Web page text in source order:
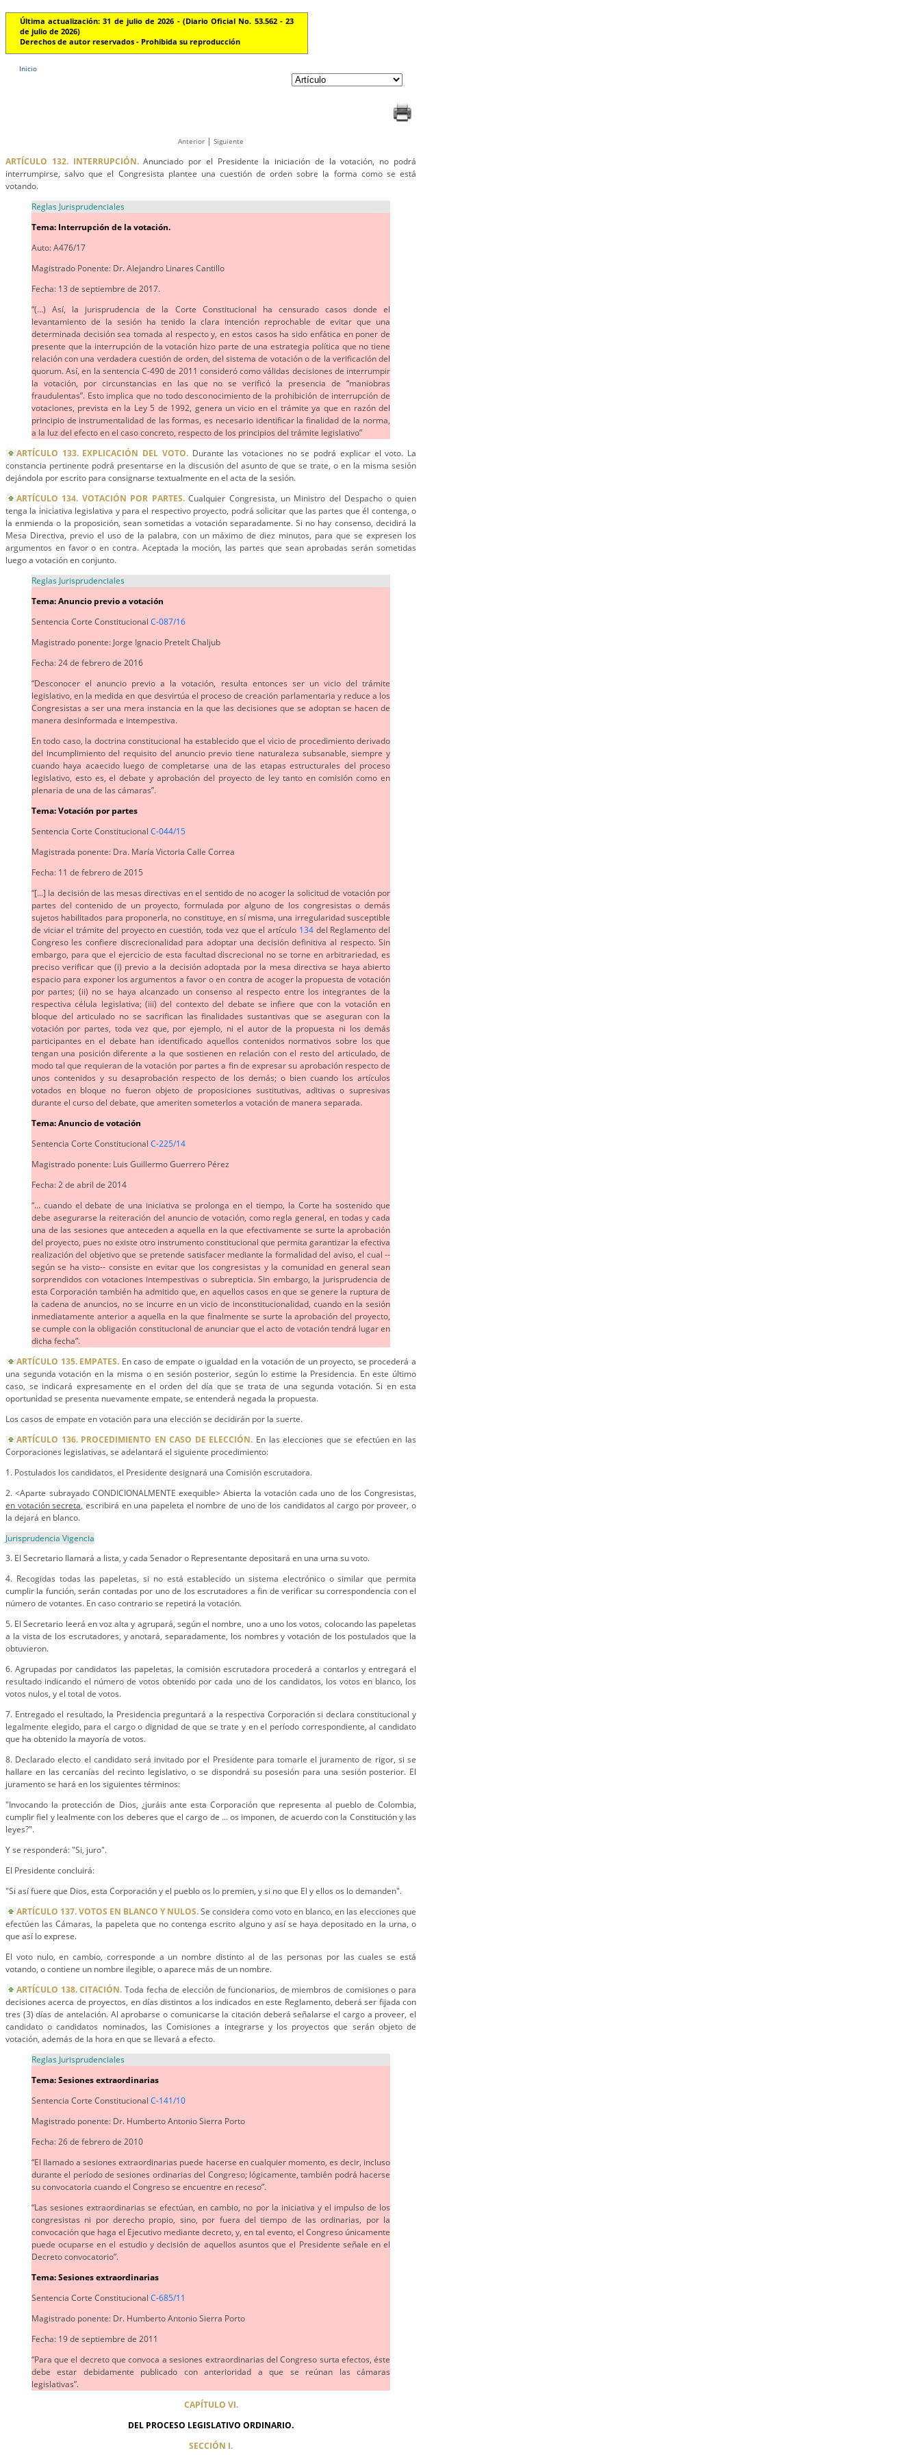
Última actualización: 31 de julio de 2026 - (Diario Oficial No. 53.562 - 23
de julio de 2026)
Derechos de autor reservados - Prohibida su reproducción
Inicio
Anterior | Siguiente
ARTÍCULO 132. INTERRUPCIÓN.Anunciado por el Presidente la iniciación de la votación, no podrá
interrumpirse, salvo que el Congresista plantee una cuestión de orden sobre la forma como se está
votando.
Reglas Jurisprudenciales
Tema: Interrupción de la votación.
Auto: A476/17
Magistrado Ponente: Dr. Alejandro Linares Cantillo
Fecha: 13 de septiembre de 2017.
“(…) Así, la jurisprudencia de la Corte Constitucional ha censurado casos donde el
levantamiento de la sesión ha tenido la clara intención reprochable de evitar que una
determinada decisión sea tomada al respecto y, en estos casos ha sido enfática en poner de
presente que la interrupción de la votación hizo parte de una estrategia política que no tiene
relación con una verdadera cuestión de orden, del sistema de votación o de la verificación del
quorum. Así, en la sentencia C-490 de 2011 consideró como válidas decisiones de interrumpir
la votación, por circunstancias en las que no se verificó la presencia de “maniobras
fraudulentas”. Esto implica que no todo desconocimiento de la prohibición de interrupción de
votaciones, prevista en la Ley 5 de 1992, genera un vicio en el trámite ya que en razón del
principio de instrumentalidad de las formas, es necesario identificar la finalidad de la norma,
a la luz del efecto en el caso concreto, respecto de los principios del trámite legislativo”
ARTÍCULO 133. EXPLICACIÓN DEL VOTO.Durante las votaciones no se podrá explicar el voto. La
constancia pertinente podrá presentarse en la discusión del asunto de que se trate, o en la misma sesión
dejándola por escrito para consignarse textualmente en el acta de la sesión.
ARTÍCULO 134. VOTACIÓN POR PARTES.Cualquier Congresista, un Ministro del Despacho o quien
tenga la iniciativa legislativa y para el respectivo proyecto, podrá solicitar que las partes que él contenga, o
la enmienda o la proposición, sean sometidas a votación separadamente. Si no hay consenso, decidirá la
Mesa Directiva, previo el uso de la palabra, con un máximo de diez minutos, para que se expresen los
argumentos en favor o en contra. Aceptada la moción, las partes que sean aprobadas serán sometidas
luego a votación en conjunto.
Reglas Jurisprudenciales
Tema: Anuncio previo a votación
Sentencia Corte Constitucional C-087/16
Magistrado ponente: Jorge Ignacio Pretelt Chaljub
Fecha: 24 de febrero de 2016
“Desconocer el anuncio previo a la votación, resulta entonces ser un vicio del trámite
legislativo, en la medida en que desvirtúa el proceso de creación parlamentaria y reduce a los
Congresistas a ser una mera instancia en la que las decisiones que se adoptan se hacen de
manera desinformada e intempestiva.
En todo caso, la doctrina constitucional ha establecido que el vicio de procedimiento derivado
del incumplimiento del requisito del anuncio previo tiene naturaleza subsanable, siempre y
cuando haya acaecido luego de completarse una de las etapas estructurales del proceso
legislativo, esto es, el debate y aprobación del proyecto de ley tanto en comisión como en
plenaria de una de las cámaras”.
Tema: Votación por partes
Sentencia Corte Constitucional C-044/15
Magistrada ponente: Dra. María Victoria Calle Correa
Fecha: 11 de febrero de 2015
“[...] la decisión de las mesas directivas en el sentido de no acoger la solicitud de votación por
partes del contenido de un proyecto, formulada por alguno de los congresistas o demás
sujetos habilitados para proponerla, no constituye, en sí misma, una irregularidad susceptible
de viciar el trámite del proyecto en cuestión, toda vez que el artículo 134del Reglamento del
Congreso les confiere discrecionalidad para adoptar una decisión definitiva al respecto. Sin
embargo, para que el ejercicio de esta facultad discrecional no se torne en arbitrariedad, es
preciso verificar que (i) previo a la decisión adoptada por la mesa directiva se haya abierto
espacio para exponer los argumentos a favor o en contra de acoger la propuesta de votación
por partes; (ii) no se haya alcanzado un consenso al respecto entre los integrantes de la
respectiva célula legislativa; (iii) del contexto del debate se infiere que con la votación en
bloque del articulado no se sacrifican las finalidades sustantivas que se aseguran con la
votación por partes, toda vez que, por ejemplo, ni el autor de la propuesta ni los demás
participantes en el debate han identificado aquellos contenidos normativos sobre los que
tengan una posición diferente a la que sostienen en relación con el resto del articulado, de
modo tal que requieran de la votación por partes a fin de expresar su aprobación respecto de
unos contenidos y su desaprobación respecto de los demás; o bien cuando los artículos
votados en bloque no fueron objeto de proposiciones sustitutivas, aditivas o supresivas
durante el curso del debate, que ameriten someterlos a votación de manera separada.
Tema: Anuncio de votación
Sentencia Corte Constitucional C-225/14
Magistrado ponente: Luis Guillermo Guerrero Pérez
Fecha: 2 de abril de 2014
“… cuando el debate de una iniciativa se prolonga en el tiempo, la Corte ha sostenido que
debe asegurarse la reiteración del anuncio de votación, como regla general, en todas y cada
una de las sesiones que anteceden a aquella en la que efectivamente se surte la aprobación
del proyecto, pues no existe otro instrumento constitucional que permita garantizar la efectiva
realización del objetivo que se pretende satisfacer mediante la formalidad del aviso, el cual --
según se ha visto-- consiste en evitar que los congresistas y la comunidad en general sean
sorprendidos con votaciones intempestivas o subrepticia. Sin embargo, la jurisprudencia de
esta Corporación también ha admitido que, en aquellos casos en que se genere la ruptura de
la cadena de anuncios, no se incurre en un vicio de inconstitucionalidad, cuando en la sesión
inmediatamente anterior a aquella en la que finalmente se surte la aprobación del proyecto,
se cumple con la obligación constitucional de anunciar que el acto de votación tendrá lugar en
dicha fecha”.
ARTÍCULO 135. EMPATES. En caso de empate o igualdad en la votación de un proyecto, se procederá a
una segunda votación en la misma o en sesión posterior, según lo estime la Presidencia. En este último
caso, se indicará expresamente en el orden del día que se trata de una segunda votación. Si en esta
oportunidad se presenta nuevamente empate, se entenderá negada la propuesta.
Los casos de empate en votación para una elección se decidirán por la suerte.
ARTÍCULO 136. PROCEDIMIENTO EN CASO DE ELECCIÓN. En las elecciones que se efectúen en las
Corporaciones legislativas, se adelantará el siguiente procedimiento:
1. Postulados los candidatos, el Presidente designará una Comisión escrutadora.
2. <Aparte subrayado CONDICIONALMENTE exequible> Abierta la votación cada uno de los Congresistas,
en votación secreta, escribirá en una papeleta el nombre de uno de los candidatos al cargo por proveer, o
la dejará en blanco.
Jurisprudencia Vigencia
3. El Secretario llamará a lista, y cada Senador o Representante depositará en una urna su voto.
4. Recogidas todas las papeletas, si no está establecido un sistema electrónico o similar que permita
cumplir la función, serán contadas por uno de los escrutadores a fin de verificar su correspondencia con el
número de votantes. En caso contrario se repetirá la votación.
5. El Secretario leerá en voz alta y agrupará, según el nombre, uno a uno los votos, colocando las papeletas
a la vista de los escrutadores, y anotará, separadamente, los nombres y votación de los postulados que la
obtuvieron.
6. Agrupadas por candidatos las papeletas, la comisión escrutadora procederá a contarlos y entregará el
resultado indicando el número de votos obtenido por cada uno de los candidatos, los votos en blanco, los
votos nulos, y el total de votos.
7. Entregado el resultado, la Presidencia preguntará a la respectiva Corporación si declara constitucional y
legalmente elegido, para el cargo o dignidad de que se trate y en el período correspondiente, al candidato
que ha obtenido la mayoría de votos.
8. Declarado electo el candidato será invitado por el Presidente para tomarle el juramento de rigor, si se
hallare en las cercanías del recinto legislativo, o se dispondrá su posesión para una sesión posterior. El
juramento se hará en los siguientes términos:
"Invocando la protección de Dios, ¿juráis ante esta Corporación que representa al pueblo de Colombia,
cumplir fiel y lealmente con los deberes que el cargo de ... os imponen, de acuerdo con la Constitución y las
leyes?".
Y se responderá: "Si, juro".
El Presidente concluirá:
"Si así fuere que Dios, esta Corporación y el pueblo os lo premien, y si no que El y ellos os lo demanden".
ARTÍCULO 137. VOTOS EN BLANCO Y NULOS.Se considera como voto en blanco, en las elecciones que
efectúen las Cámaras, la papeleta que no contenga escrito alguno y así se haya depositado en la urna, o
que así lo exprese.
El voto nulo, en cambio, corresponde a un nombre distinto al de las personas por las cuales se está
votando, o contiene un nombre ilegible, o aparece más de un nombre.
ARTÍCULO 138. CITACIÓN. Toda fecha de elección de funcionarios, de miembros de comisiones o para
decisiones acerca de proyectos, en días distintos a los indicados en este Reglamento, deberá ser fijada con
tres (3) días de antelación. Al aprobarse o comunicarse la citación deberá señalarse el cargo a proveer, el
candidato o candidatos nominados, las Comisiones a integrarse y los proyectos que serán objeto de
votación, además de la hora en que se llevará a efecto.
Reglas Jurisprudenciales
Tema: Sesiones extraordinarias
Sentencia Corte Constitucional C-141/10
Magistrado ponente: Dr. Humberto Antonio Sierra Porto
Fecha: 26 de febrero de 2010
“El llamado a sesiones extraordinarias puede hacerse en cualquier momento, es decir, incluso
durante el período de sesiones ordinarias del Congreso; lógicamente, también podrá hacerse
su convocatoria cuando el Congreso se encuentre en receso”.
“Las sesiones extraordinarias se efectúan, en cambio, no por la iniciativa y el impulso de los
congresistas ni por derecho propio, sino, por fuera del tiempo de las ordinarias, por la
convocación que haga el Ejecutivo mediante decreto, y, en tal evento, el Congreso únicamente
puede ocuparse en el estudio y decisión de aquellos asuntos que el Presidente señale en el
Decreto convocatorio”.
Tema: Sesiones extraordinarias
Sentencia Corte Constitucional C-685/11
Magistrado ponente: Dr. Humberto Antonio Sierra Porto
Fecha: 19 de septiembre de 2011
“Para que el decreto que convoca a sesiones extraordinarias del Congreso surta efectos, éste
debe estar debidamente publicado con anterioridad a que se reúnan las cámaras
legislativas”.
CAPÍTULO VI.
DEL PROCESO LEGISLATIVO ORDINARIO.
SECCIÓN I.